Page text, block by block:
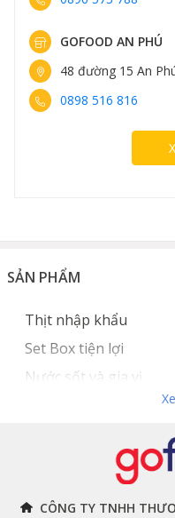
Sườn rút
tiền 1kg?
Sườn rút xương bò
giá 895.000 đồng/kg.
Mua sườn rút
Để mua sườn rút
hãng thì hãy đến
nhập khẩu Gofood
Chí Minh.
GOFOOD AN PHÚ
48 đường 15 An
0898 516 816
SẢN PHẨM
Thịt nhập khẩu
Set Box tiện lợi
Nước sốt và gia vị
THÔNG TIN
CÔNG TY TNHH